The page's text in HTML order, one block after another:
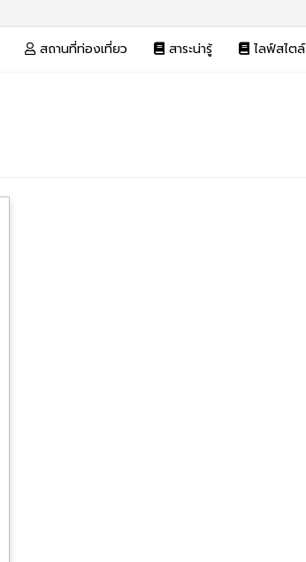
สถานที่ท่องเที่ยว สาระน่ารู้ ไลฟ์สไตล์